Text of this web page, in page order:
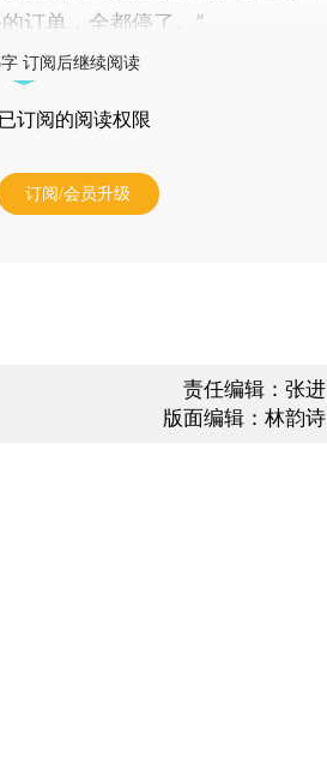
订单，全都停了。”
订阅后继续阅读
订阅的阅读权限
订阅/会员升级
责任编辑：张进
版面编辑：林韵诗